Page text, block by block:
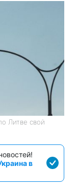
Литве свой
в